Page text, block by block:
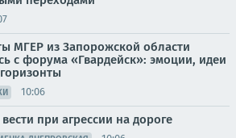
МГЕР из Запорожской области
с форума «Гвардейск»: эмоции, идеи
10:06
при агрессии на дороге